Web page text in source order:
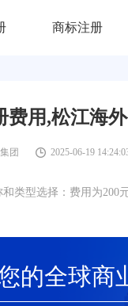
商标注册
费用,松江海
团 2025-06-19
类型选择：费用为200
的全球商